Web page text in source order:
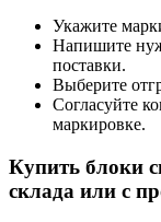
Укажите
Напишите
поставки.
Выберите
Согласуйте
маркировке.
Купить блоки
склада или с